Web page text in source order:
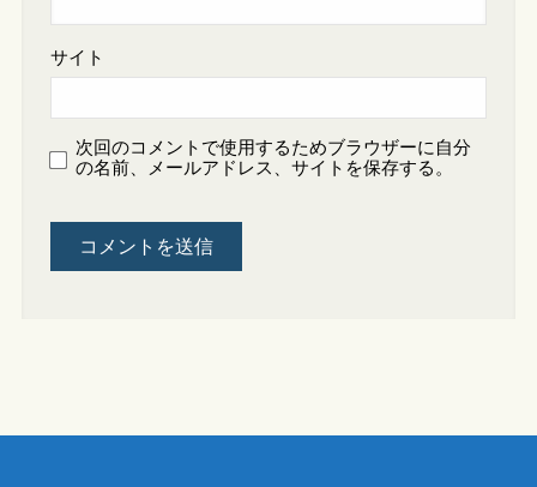
サイト
次回のコメントで使用するためブラウザーに自分
の名前、メールアドレス、サイトを保存する。